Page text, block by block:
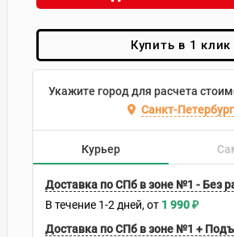
Купить в 1 клик
Укажите город для расчета
Санкт-Петербург
Курьер
Доставка по СПб в зоне №1 - Без
В течение 1-2 дней 1 990₽
Доставка по СПб в зоне №1 +